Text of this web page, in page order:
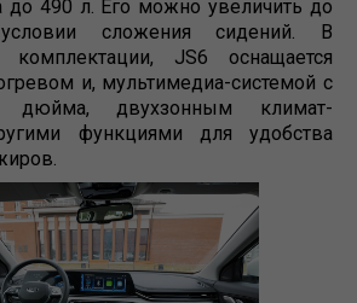
до 490 л. Его можно увеличить до
сложения сидений. В
комплектации, JS6 оснащается
и, мультимедиа-системой с
дюйма, двухзонным климат-
функциями для удобства